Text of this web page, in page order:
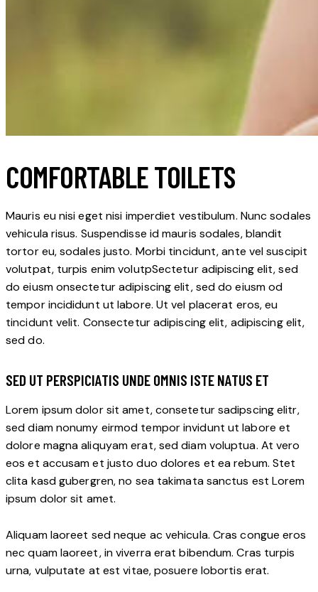
COMFORTABLE TOILETS
Mauris eu nisi eget nisi imperdiet vestibulum. Nunc sodales
vehicula risus. Suspendisse id mauris sodales, blandit
tortor eu, sodales justo. Morbi tincidunt, ante vel suscipit
volutpat, turpis enim volutpSectetur adipiscing elit, sed
do eiusm onsectetur adipiscing elit, sed do eiusm od
tempor incididunt ut labore. Ut vel placerat eros, eu
tincidunt velit. Consectetur adipiscing elit, adipiscing elit,
sed do.
SED UT PERSPICIATIS UNDE OMNIS ISTE NATUS ET
Lorem ipsum dolor sit amet, consetetur sadipscing elitr,
sed diam nonumy eirmod tempor invidunt ut labore et
dolore magna aliquyam erat, sed diam voluptua. At vero
eos et accusam et justo duo dolores et ea rebum. Stet
clita kasd gubergren, no sea takimata sanctus est Lorem
ipsum dolor sit amet.
Aliquam laoreet sed neque ac vehicula. Cras congue eros
nec quam laoreet, in viverra erat bibendum. Cras turpis
urna, vulputate at est vitae, posuere lobortis erat.